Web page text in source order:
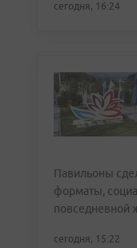
сегодня, 16:24
Павильоны
форматы,
повседневной
сегодня, 15:22